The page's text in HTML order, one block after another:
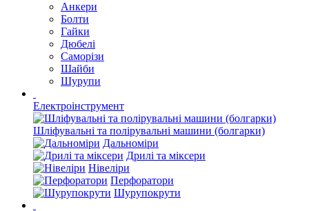
Анкери
Болти
Гайки
Дюбелі
Саморізи
Шайби
Шурупи
Електроінструмент
Шліфувальні та полірувальні машини (болгарки)
Дальноміри
Дрилі та міксери
Нівеліри
Перфоратори
Шурупокрути